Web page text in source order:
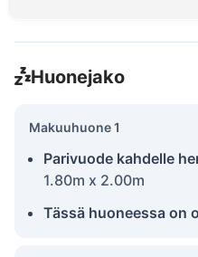
Huonejako
Makuuhuone 1
Parivuode kahdelle
1.80m x 2.00m
Tässä huoneessa on